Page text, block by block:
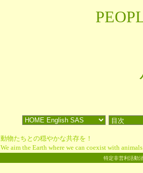
動物たちとの穏やかな共存を！
We aim the Earth where we can coexist with
特定非営利活動